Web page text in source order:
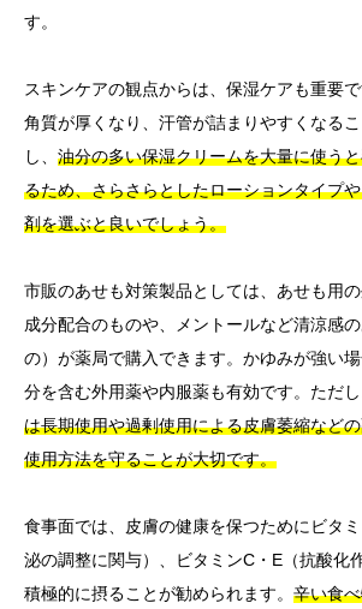
す。
スキンケアの観点からは、保湿ケアも重要
角質が厚くなり、汗管が詰まりやすくなる
し、 油分の多い保湿クリームを大量に使う
るため、さらさらとしたローションタイプ
剤を選ぶと良いでしょう。
市販のあせも対策製品としては、あせも用
成分配合のものや、メントールなど清涼感
の）が薬局で購入できます。かゆみが強い
分を含む外用薬や内服薬も有効です。ただし
は長期使用や過剰使用による皮膚萎縮など
使用方法を守ることが大切です。
食事面では、皮膚の健康を保つためにビタ
泌の調整に関与）、ビタミンC・E（抗酸化
積極的に摂ることが勧められます。 辛い食